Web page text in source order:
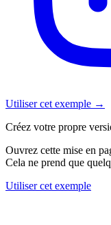
Utiliser cet exemple →
Créez votre propre
Ouvrez cette mise en
Cela ne prend que
Utiliser cet exemple